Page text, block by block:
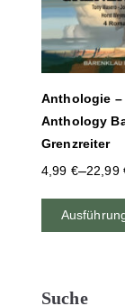
Anthologie –
Anthology
Grenzreiter
4,99 €–22,99
Suche